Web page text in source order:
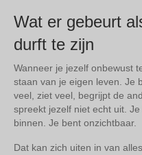
Wat er gebeurt
durft te zijn
Wanneer je jezelf onbewust
staan van je eigen leven. Je
veel, ziet veel, begrijpt de
spreekt jezelf niet echt uit.
binnen. Je bent onzichtbaar.
Dat kan zich uiten in van